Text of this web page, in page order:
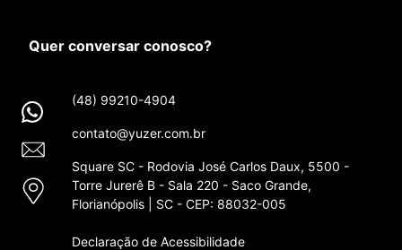
Quer conversar conosco?
(48) 99210-4904
contato@yuzer.com.br
Square SC - Rodovia José Carlos Daux, 5500 -
Torre Jurerê B - Sala 220 - Saco Grande,
Florianópolis | SC - CEP: 88032-005
Declaração de Acessibilidade